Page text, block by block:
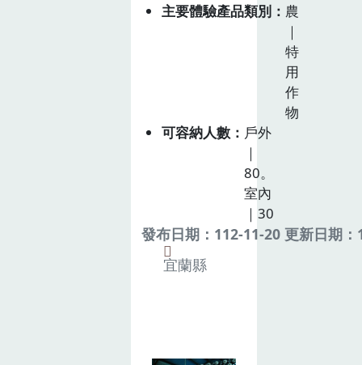
主要體驗產品類別
農
｜
特
用
作
物
可容納人數
戶外
｜
80。
室內
｜30
發布日期：112-11-20 更新日期
宜蘭縣